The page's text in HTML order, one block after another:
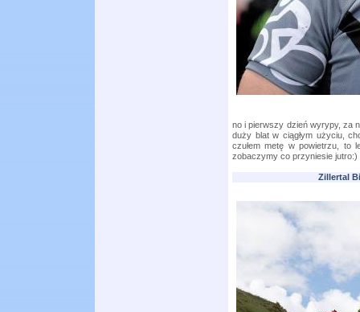
no i pierwszy dzień wyrypy, za
duży blat w ciągłym użyciu,
czułem metę w powietrzu, to
zobaczymy co przyniesie jutro:)
Zillertal